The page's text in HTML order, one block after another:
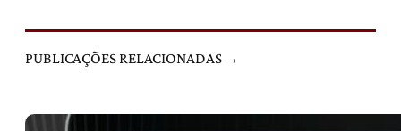
PUBLICAÇÕES RELACIONADAS →